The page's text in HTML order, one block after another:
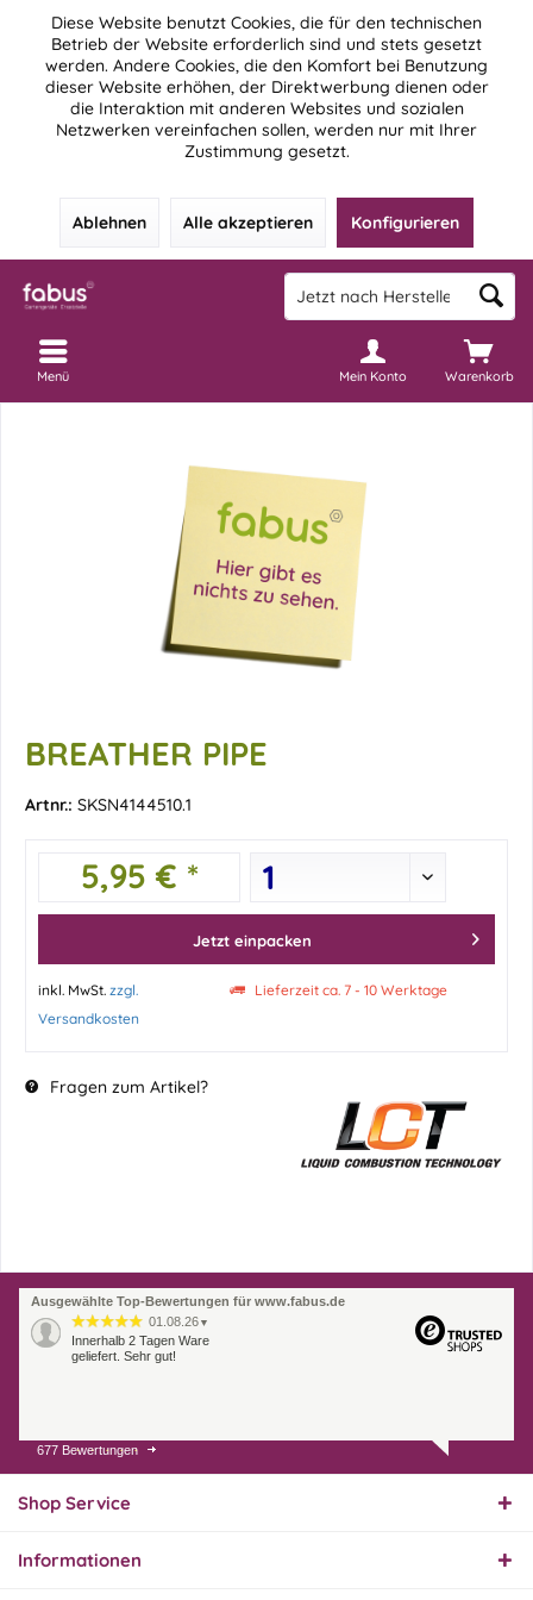
Diese Website benutzt Cookies, die für den technischen
Betrieb der Website erforderlich sind und stets gesetzt
werden. Andere Cookies, die den Komfort bei Benutzung
dieser Website erhöhen, der Direktwerbung dienen oder
die Interaktion mit anderen Websites und sozialen
Netzwerken vereinfachen sollen, werden nur mit Ihrer
Zustimmung gesetzt.
Ablehnen Alle akzeptieren Konfigurieren
Warenkorb
Mein Konto
Menü
BREATHER PIPE
Artnr.: SKSN4144510.1
5,95 € *
Jetzt einpacken
inkl. MwSt. zzgl.
Versandkosten
Lieferzeit ca. 7 - 10 Werktage
Fragen zum Artikel?
Ausgewählte Top-Bewertungen für www.fabus.de
01.08.26 ▼
Innerhalb 2 Tagen Ware
geliefert. Sehr gut!
31.07.26
Super schnelle Lieferung,
hervorragend. Gerne
677 Bewertungen
Shop Service
Informationen